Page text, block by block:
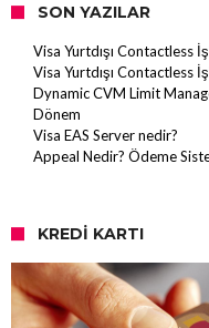
SON YAZILAR
Visa Yurtdışı Contactless
Visa Yurtdışı Contactless
Dynamic CVM Limit
Dönem
Visa EAS Server nedir?
Appeal Nedir? Ödeme
KREDI KARTI